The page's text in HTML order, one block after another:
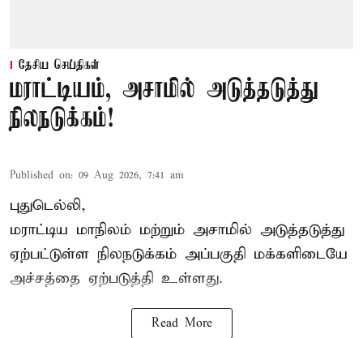
தேசிய செய்திகள்
மராட்டியம், அசாமில் அடுத்தடுத்து
நிலநடுக்கம்!
Published on: 09 Aug 2026, 7:41 am
புதுடெல்லி,
மராட்டிய மாநிலம் மற்றும் அசாமில் அடுத்தடுத்து
ஏற்பட்டுள்ள நிலநடுக்கம் அப்பகுதி மக்களிடையே
அச்சத்தை ஏற்படுத்தி உள்ளது.
Read More